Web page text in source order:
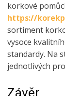
korkové
https://
sortiment
vysoce
standardy. Na
jednotlivých
Závěr